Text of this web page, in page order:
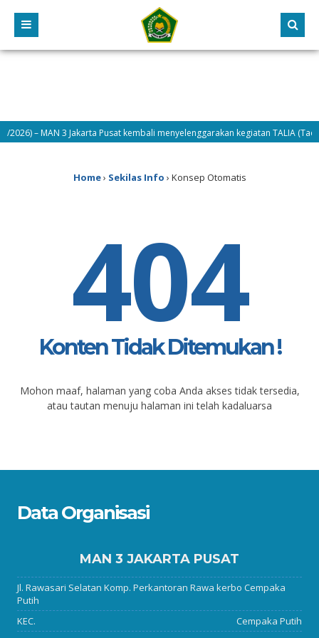
– MAN 3 Jakarta Pusat kembali menyelenggarakan kegiatan TALIA
2026) – Hari kedua pelaksanaan MATAMUDA Tahun 2026, Selasa (14/7/
Home› Sekilas Info › Konsep Otomatis
404
Konten Tidak Ditemukan !
Mohon maaf, halaman yang coba Anda akses tidak tersedia,
atau tautan menuju halaman ini telah kadaluarsa
Data Organisasi
MAN 3 JAKARTA PUSAT
Jl. Rawasari Selatan Komp. Perkantoran Rawa kerbo Cempaka
Putih
KEC.
Cempaka Putih